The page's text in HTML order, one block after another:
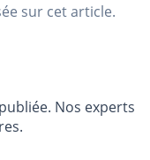
sur cet article.
Nos experts